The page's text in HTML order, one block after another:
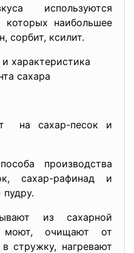
используются
которых наибольшее
сорбит, ксилит.
характеристика
сахара
на сахар-песок и
производства
сахар-рафинад и
из сахарной
моют, очищают от
стружку, нагревают